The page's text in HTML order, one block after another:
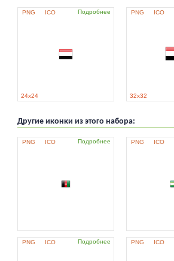
PNG ICO Подробнее
24x24
PNG ICO
32x32
Другие иконки из этого набора:
PNG ICO Подробнее PNG ICO
PNG ICO Подробнее PNG ICO